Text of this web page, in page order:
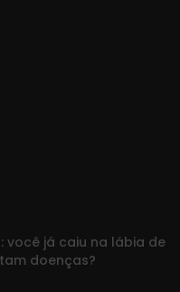
você já caiu na lábia de
doenças?